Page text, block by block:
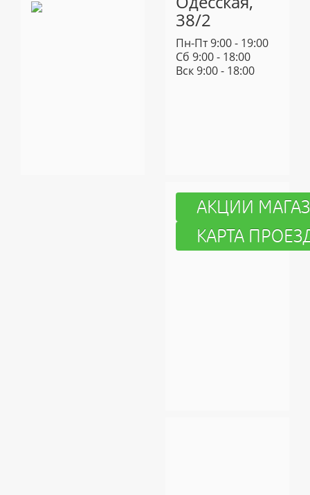
38/2
Пн-Пт 9:00 - 19:00
Cб 9:00 - 18:00
Вск 9:00 - 18:00
АКЦИИ
КАРТА